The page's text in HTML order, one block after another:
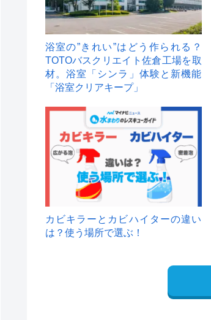
浴室の”きれい”はどう作られる？
TOTOバスクリエイト佐倉工場を取
材。浴室「シンラ」体験と新機能
「浴室クリアキープ」
カビキラーとカビハイターの違い
は？使う場所で選ぶ！